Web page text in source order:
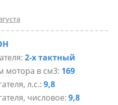
2-х тактный
мотора в см3: 169
л.с.: 9,8
числовое: 9,8